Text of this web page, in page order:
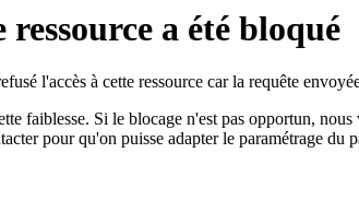
ressource a été bloqué
l'accès à cette ressource car la requête
faiblesse. Si le blocage n'est pas opportun,
pour qu'on puisse adapter le paramétrage du